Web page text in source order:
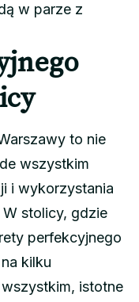
w parze z
to nie
wszystkim
i wykorzystania
stolicy, gdzie
perfekcyjnego
kilku
istotne